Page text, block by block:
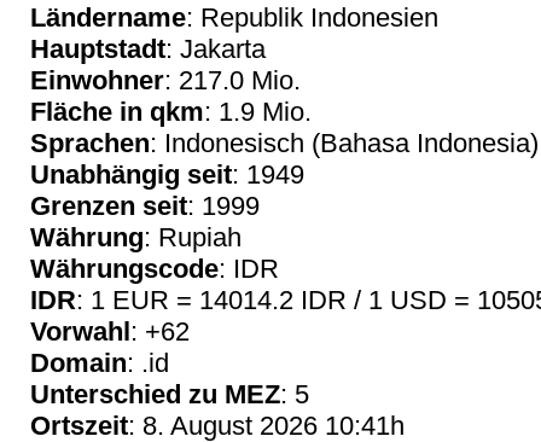
Ländername: Republik Indonesien
Hauptstadt: Jakarta
Einwohner: 217.0 Mio.
Fläche in qkm: 1.9 Mio.
Sprachen: Indonesisch (Bahasa Indonesia)
Unabhängig seit: 1949
Grenzen seit: 1999
Währung: Rupiah
Währungscode: IDR
IDR: 1 EUR = 14014.2 IDR / 1 USD =
Vorwahl: +62
Domain: .id
Unterschied zu MEZ: 5
Ortszeit: 8. August 2026 10:41h